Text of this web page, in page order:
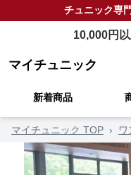
チュニック専
10,000円
マイチュニック
新着商品
マイチュニック TOP ›